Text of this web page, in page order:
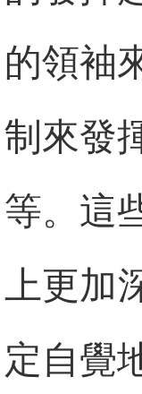
的領袖
制來發
等。這
上更加
定自覺